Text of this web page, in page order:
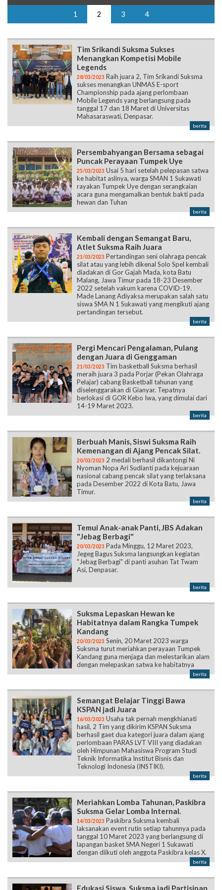
1 2 3 4
Tim Srikandi Suksma Sukses
Menangkan Kompetisi Mobile
Legends
28/03/2023 Raih juara 2, Tim Srikandi Suksma
sukses menangkan UNMAS E-sport
Championship pada ajang perlombaan
Mobile Legends yang berlangsung pada
tanggal 17 dan 18 Maret di Universitas
Mahasaraswati, Denpasar.
berita
Persembahyangan Bersama sebagai
Puncak Perayaan Tumpek Uye
25/03/2023 Usai 5 hari setelah pelepasan satwa
ke habitat aslinya, warga SMAN 1 Sukawati
rayakan Tumpek Uye dengan serangkaian
acara guna mengamalkan bentuk bakti pada
hewan dan Tuhan
berita
Kembali dengan Semangat Baru,
Atlet Suksma Raih Juara
21/03/2023 Pertandingan seni olahraga pencak
silat atau yang lebih dikenal Solo Spel kembali
diadakan di Gor Gajah Mada, kota Batu
Malang, Jawa Timur pada 18-23 Desember
2022 setelah vakum karena COVID-19.
Made Lanang Adiyaksa merupakan salah satu
siswa SMA N 1 Sukawati yang mengikuti ajang
pertandingan tersebut.
berita
Pergi Mencari Pengalaman, Pulang
dengan Juara di Genggaman
21/03/2023 Tim basketball Suksma berhasil
meraih juara 3 pada Porjar (Pekan Olahraga
Pelajar) cabang Basketball tahunan yang
diselenggarakan di Gianyar. Tepatnya
berlokasi di GOR Kebo Iwa, yang dimulai dari
14-19 Maret 2023.
berita
Berbuah Manis, Siswi Suksma Raih
Kemenangan di Ajang Pencak Silat.
20/03/2023 2 medali berhasil dikantongi Ni
Nyoman Nopa Ari Sudianti pada kejuaraan
nasional cabang pencak silat yang terlaksana
pada Desember 2022 di Kota Batu, Jawa
Timur.
berita
Temui Anak-anak Panti, JBS Adakan
"Jebag Berbagi"
20/03/2023 Pada Minggu, 12 Maret 2023,
Jegeg Bagus Suksma langsungkan kegiatan
"Jebag Berbagi" di panti asuhan Tat Twam
Asi, Denpasar.
berita
Suksma Lepaskan Hewan ke
Habitatnya dalam Rangka Tumpek
Kandang
20/03/2023 Senin, 20 Maret 2023 warga
Suksma turut meriahkan perayaan Tumpek
Kandang guna menjaga dan melestarikan alam
dengan melepaskan satwa ke habitatnya
berita
Semangat Belajar Tinggi Bawa
KSPAN jadi Juara
16/03/2023 Usaha tak pernah mengkhianati
hasil, 2 Tim yang dikirim KSPAN Suksma
berhasil gaet dua kategori juara dalam ajang
perlombaan PARAS LVT VIII yang diadakan
oleh Himpunan Mahasiswa Program Studi
Teknik Informatika Institut Bisnis dan
Teknologi Indonesia (INSTIKI).
berita
Meriahkan Lomba Tahunan, Paskibra
Suksma Gelar Lomba Internal.
14/03/2023 Paskibra Suksma kembali
laksanakan event rutin setiap tahunnya pada
tanggal 10 Maret 2023 yang berlangsung di
lapangan basket SMA Negeri 1 Sukawati
dengan diikuti oleh anggota Paskibra kelas X.
berita
Edukasi Siswa, Suksma jadi Partisipan